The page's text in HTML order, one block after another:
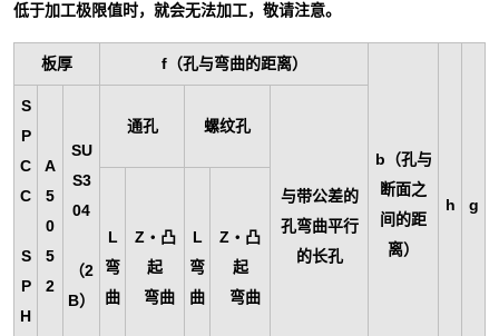
低于加工极限值时，就会无法加工，敬请注意。
板厚 f（孔与弯曲的距离）
b （孔与
断面之
间的距
离）
h g
S
P
C
C
S
P
H
A
5
0
5
2
SU
S3
04
（2
B）
通孔 螺纹孔
与带公差的
孔弯曲平行
的长孔
L
弯
曲
Z ・ 凸
起
弯曲
L
弯
曲
Z ・ 凸
起
弯曲